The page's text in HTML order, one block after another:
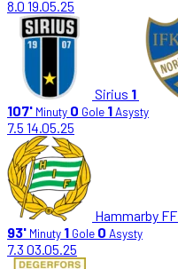
8.0 19.05.25
Sirius 1
107' Minuty 0 Gole 1Asysty
7.5 14.05.25
Hammarby FF
93' Minuty 1 Gole 0 Asysty
7.3 03.05.25